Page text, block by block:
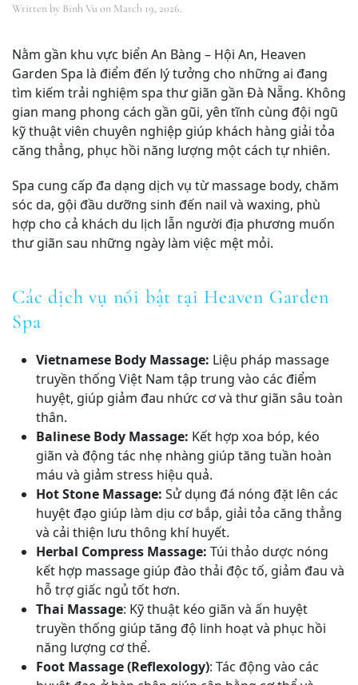
Written by Binh Vu on March 19, 2026.
Nằm gần khu vực biển An Bàng – Hội An, Heaven
Garden Spa là điểm đến lý tưởng cho những ai đang
tìm kiếm trải nghiệm spa thư giãn gần Đà Nẵng. Không
gian mang phong cách gần gũi, yên tĩnh cùng đội ngũ
kỹ thuật viên chuyên nghiệp giúp khách hàng giải tỏa
căng thẳng, phục hồi năng lượng một cách tự nhiên.
Spa cung cấp đa dạng dịch vụ từ massage body, chăm
sóc da, gội đầu dưỡng sinh đến nail và waxing, phù
hợp cho cả khách du lịch lẫn người địa phương muốn
thư giãn sau những ngày làm việc mệt mỏi.
Các dịch vụ nổi bật tại Heaven Garden
Spa
Vietnamese Body Massage: Liệu pháp massage
truyền thống Việt Nam tập trung vào các điểm
huyệt, giúp giảm đau nhức cơ và thư giãn sâu toàn
thân.
Balinese Body Massage: Kết hợp xoa bóp, kéo
giãn và động tác nhẹ nhàng giúp tăng tuần hoàn
máu và giảm stress hiệu quả.
Hot Stone Massage: Sử dụng đá nóng đặt lên các
huyệt đạo giúp làm dịu cơ bắp, giải tỏa căng thẳng
và cải thiện lưu thông khí huyết.
Herbal Compress Massage: Túi thảo dược nóng
kết hợp massage giúp đào thải độc tố, giảm đau và
hỗ trợ giấc ngủ tốt hơn.
Thai Massage: Kỹ thuật kéo giãn và ấn huyệt
truyền thống giúp tăng độ linh hoạt và phục hồi
năng lượng cơ thể.
Foot Massage (Reflexology): Tác động vào các